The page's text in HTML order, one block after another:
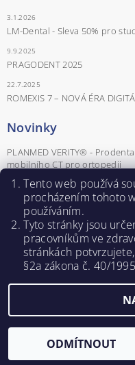
3.1.2026
LM-Dental - Sleva 50% pro
9.9.2025
PRAGODENT 2025
22.7.2025
ROMEXIS 7 – NOVÁ ÉRA
Novinky
PLANMED VERITY® -
mobilního CT pro ortopedii
POZVÁNKA NA ŠKOLENÍ:
hygienistky v éře
POZVÁNKA NA ŠKOLENÍ
parodontologie od A do Z
Záznamy z webinářů -
POZVÁNKA NA ŠKOLENÍ PRO
2026 ©PRODENTA s.r.o.,
Tento web používá
procházením tohoto
používáním.
Tyto stránky jsou
pracovníkům ve
stránkách
§2a zákona č. 40/
ODMÍTNOUT